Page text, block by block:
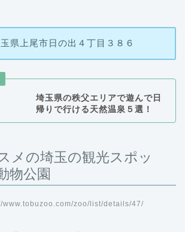
帰りで行ける天然温泉５選！
メの埼玉の観光スポッ
物公園